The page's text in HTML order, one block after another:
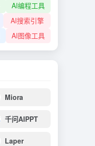
AI编程工具
AI搜索引擎
AI图像工具
Miora
千问AIPPT
Laper